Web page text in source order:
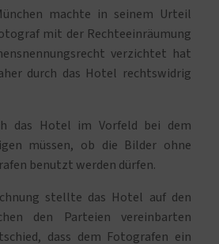
machte in seinem Urteil
mit der Rechteeinräumung
verzichtet hat
durch das Hotel rechtswidrig
das Hotel im Vorfeld bei dem
müssen, ob die Bilder ohne
benutzt werden dürfen.
stellte das Hotel auf den
den Parteien vereinbarten
dass dem Fotografen ein